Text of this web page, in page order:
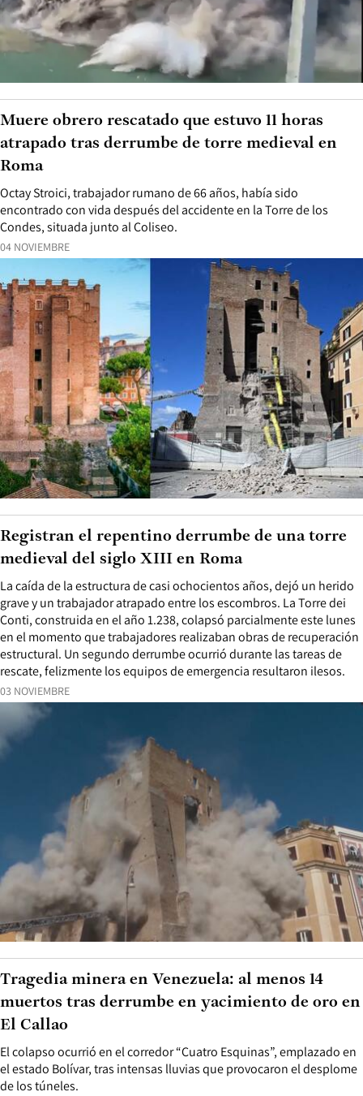
04 NOVIEMBRE
Octay Stroici, trabajador rumano de 66 años, había sido
encontrado con vida después del accidente en la Torre de los
Condes, situada junto al Coliseo.
Muere obrero rescatado que estuvo 11 horas
atrapado tras derrumbe de torre medieval en
Roma
03 NOVIEMBRE
La caída de la estructura de casi ochocientos años, dejó un herido
grave y un trabajador atrapado entre los escombros. La Torre dei
Conti, construida en el año 1.238, colapsó parcialmente este lunes
en el momento que trabajadores realizaban obras de recuperación
estructural. Un segundo derrumbe ocurrió durante las tareas de
rescate, felizmente los equipos de emergencia resultaron ilesos.
Registran el repentino derrumbe de una torre
medieval del siglo XIII en Roma
El colapso ocurrió en el corredor “Cuatro Esquinas”, emplazado en
el estado Bolívar, tras intensas lluvias que provocaron el desplome
de los túneles.
Tragedia minera en Venezuela: al menos 14
muertos tras derrumbe en yacimiento de oro en
El Callao